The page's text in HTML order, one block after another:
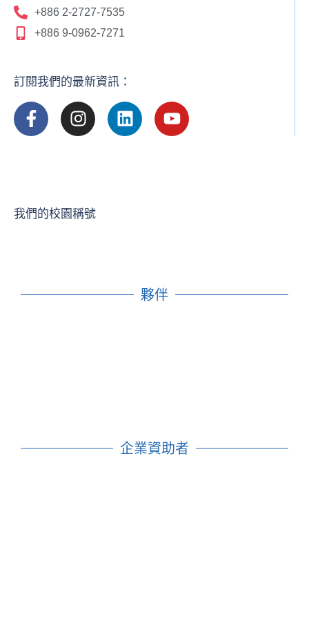
+886 2-2727-7535
+886 9-0962-7271
訂閱我們的最新資訊：
我們的校園稱號
夥伴
企業資助者